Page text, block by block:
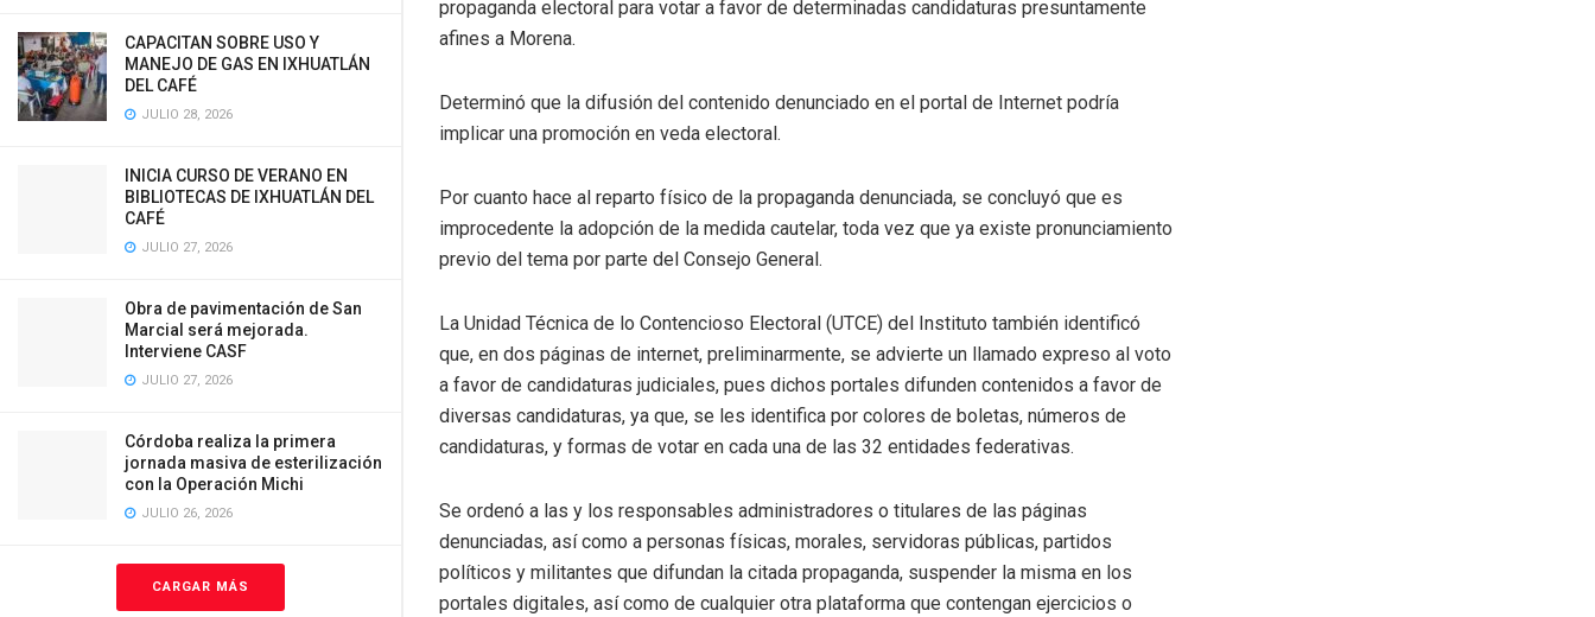
CAPACITAN SOBRE USO Y
MANEJO DE GAS EN IXHUATLÁN
DEL CAFÉ
JULIO 28, 2026
INICIA CURSO DE VERANO EN
BIBLIOTECAS DE IXHUATLÁN DEL
CAFÉ
JULIO 27, 2026
Obra de pavimentación de San
Marcial será mejorada.
Interviene CASF
JULIO 27, 2026
Córdoba realiza la primera
jornada masiva de esterilización
con la Operación Michi
JULIO 26, 2026
CARGAR MÁS
propaganda electoral para votar a favor de determinadas candidaturas presuntamente
afines a Morena.
Determinó que la difusión del contenido denunciado en el portal de Internet podría
implicar una promoción en veda electoral.
Por cuanto hace al reparto físico de la propaganda denunciada, se concluyó que es
improcedente la adopción de la medida cautelar, toda vez que ya existe pronunciamiento
previo del tema por parte del Consejo General.
La Unidad Técnica de lo Contencioso Electoral (UTCE) del Instituto también identificó
que, en dos páginas de internet, preliminarmente, se advierte un llamado expreso al voto
a favor de candidaturas judiciales, pues dichos portales difunden contenidos a favor de
diversas candidaturas, ya que, se les identifica por colores de boletas, números de
candidaturas, y formas de votar en cada una de las 32 entidades federativas.
Se ordenó a las y los responsables administradores o titulares de las páginas
denunciadas, así como a personas físicas, morales, servidoras públicas, partidos
políticos y militantes que difundan la citada propaganda, suspender la misma en los
portales digitales, así como de cualquier otra plataforma que contengan ejercicios o